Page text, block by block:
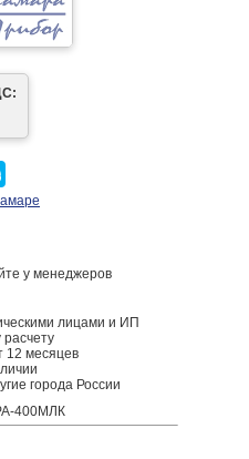
у менеджеров
лицами и ИП
12 месяцев
города России
400МЛК